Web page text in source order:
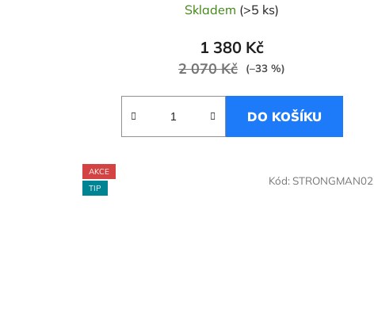
Skladem (>5 ks)
1 380 Kč
2 070 Kč (–33 %)
DO KOŠÍKU
AKCE
TIP
Kód: STRONGMAN02